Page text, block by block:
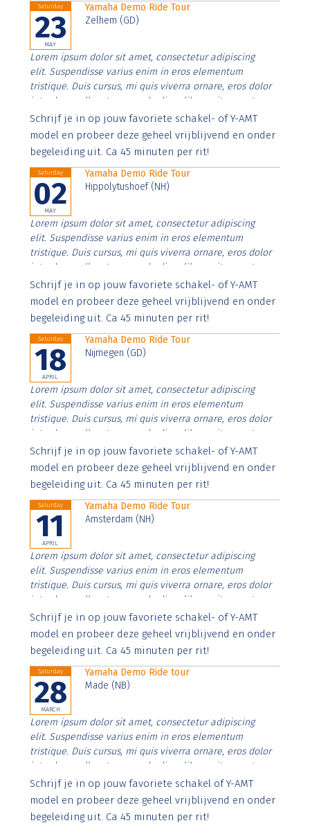
Saturday
23
MAY
Yamaha Demo Ride Tour
Zelhem (GD)
Lorem ipsum dolor sit amet, consectetur adipiscing
elit. Suspendisse varius enim in eros elementum
tristique. Duis cursus, mi quis viverra ornare, eros dolor
interdum nulla, ut commodo diam libero vitae erat.
Aenean faucibus nibh et justo cursus id rutrum lorem
imperdiet. Nunc ut sem vitae risus tristique posuere.
Schrijf je in op jouw favoriete schakel- of Y-AMT
model en probeer deze geheel vrijblijvend en onder
begeleiding uit. Ca 45 minuten per rit!
Saturday
02
MAY
Yamaha Demo Ride Tour
Hippolytushoef (NH)
Lorem ipsum dolor sit amet, consectetur adipiscing
elit. Suspendisse varius enim in eros elementum
tristique. Duis cursus, mi quis viverra ornare, eros dolor
interdum nulla, ut commodo diam libero vitae erat.
Aenean faucibus nibh et justo cursus id rutrum lorem
imperdiet. Nunc ut sem vitae risus tristique posuere.
Schrijf je in op jouw favoriete schakel- of Y-AMT
model en probeer deze geheel vrijblijvend en onder
begeleiding uit. Ca 45 minuten per rit!
Saturday
18
APRIL
Yamaha Demo Ride Tour
Nijmegen (GD)
Lorem ipsum dolor sit amet, consectetur adipiscing
elit. Suspendisse varius enim in eros elementum
tristique. Duis cursus, mi quis viverra ornare, eros dolor
interdum nulla, ut commodo diam libero vitae erat.
Aenean faucibus nibh et justo cursus id rutrum lorem
imperdiet. Nunc ut sem vitae risus tristique posuere.
Schrijf je in op jouw favoriete schakel- of Y-AMT
model en probeer deze geheel vrijblijvend en onder
begeleiding uit. Ca 45 minuten per rit!
Saturday
11
APRIL
Yamaha Demo Ride Tour
Amsterdam (NH)
Lorem ipsum dolor sit amet, consectetur adipiscing
elit. Suspendisse varius enim in eros elementum
tristique. Duis cursus, mi quis viverra ornare, eros dolor
interdum nulla, ut commodo diam libero vitae erat.
Aenean faucibus nibh et justo cursus id rutrum lorem
imperdiet. Nunc ut sem vitae risus tristique posuere.
Schrijf je in op jouw favoriete schakel- of Y-AMT
model en probeer deze geheel vrijblijvend en onder
begeleiding uit. Ca 45 minuten per rit!
Saturday
28
MARCH
Yamaha Demo Ride tour
Made (NB)
Lorem ipsum dolor sit amet, consectetur adipiscing
elit. Suspendisse varius enim in eros elementum
tristique. Duis cursus, mi quis viverra ornare, eros dolor
interdum nulla, ut commodo diam libero vitae erat.
Aenean faucibus nibh et justo cursus id rutrum lorem
imperdiet. Nunc ut sem vitae risus tristique posuere.
Schrijf je in op jouw favoriete schakel of Y-AMT
model en probeer deze geheel vrijblijvend en onder
begeleiding uit. Ca 45 minuten per rit!